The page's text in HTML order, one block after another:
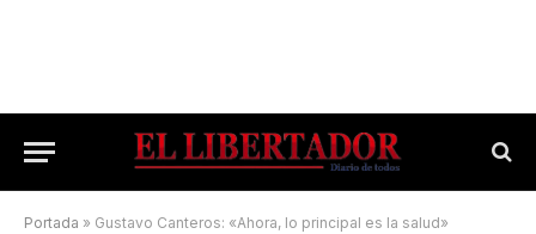
Portada » Gustavo Canteros: «Ahora, lo principal es la salud»